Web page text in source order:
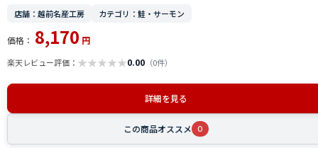
店舗：越前名産工房 カテゴリ：鮭・サーモン
価格： 8,170 円
楽天レビュー評価： ★★★★★0.00 （0件）
詳細を見る
この商品オススメ 0